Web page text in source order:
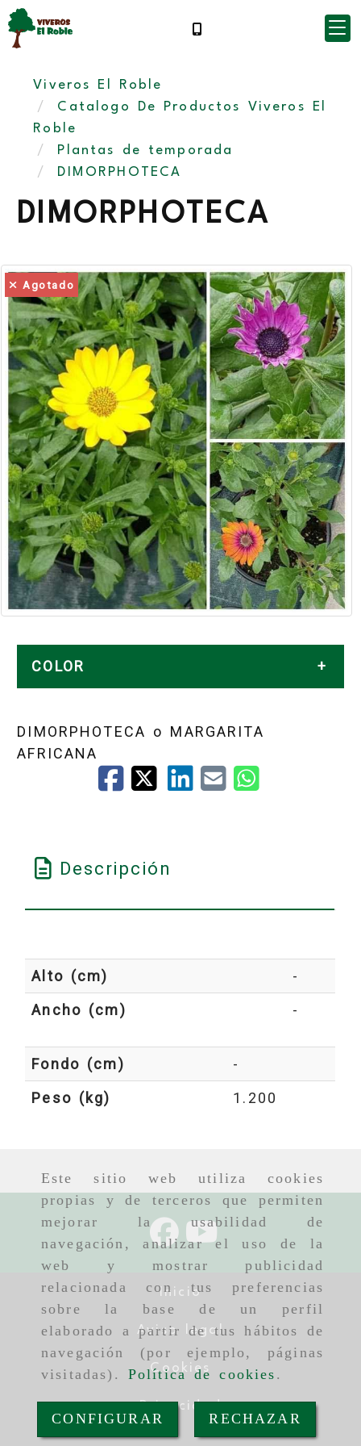
Este sitio web utiliza cookies
propias y de terceros que permiten
mejorar la usabilidad de
navegación, analizar el uso de la
web y mostrar publicidad
relacionada con tus preferencias
sobre la base de un perfil
elaborado a partir de tus hábitos de
navegación (por ejemplo, páginas
visitadas). Política de cookies .
CONFIGURAR RECHAZAR
Viveros El Roble
Catalogo De Productos Viveros El
Roble
Plantas de temporada
DIMORPHOTECA
DIMORPHOTECA
Agotado
COLOR
AMARILLO
MALVA
DIMORPHOTECA o MARGARITA
AFRICANA
Descripción
Alto (cm)
-
Ancho (cm)
-
Fondo (cm)
-
Peso (kg)
1.200
Inicio
Aviso legal
Cookies
Privacidad